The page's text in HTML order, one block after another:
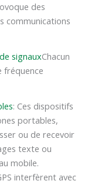
des
communications
signauxChacun
fréquence
: Ces dispositifs
portables,
ou de recevoir
texte ou
mobile.
interfèrent avec